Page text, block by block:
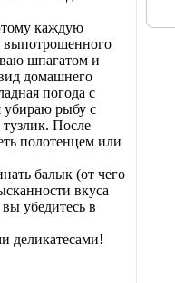
каждую
выпотрошенного
шпагатом и
домашнего
погода с
убираю рыбу с
После
полотенцем или
балык (от чего
вкуса
убедитесь в
деликатесами!